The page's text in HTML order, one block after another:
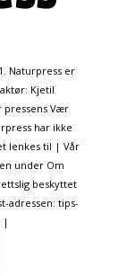
Naturpress er
Kjetil
pressens Vær
har ikke
lenkes til | Vår
under Om
beskyttet
adressen: tips-
|